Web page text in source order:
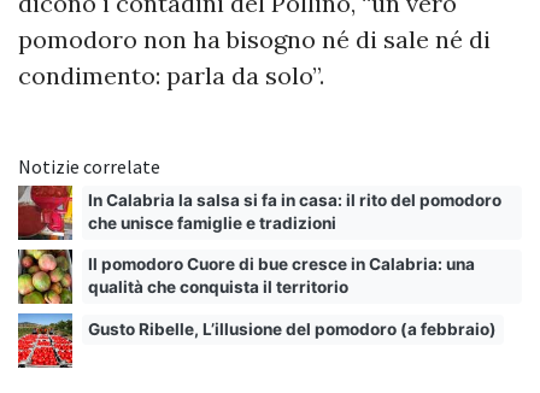
pomodoro non ha bisogno né di sale né di
condimento: parla da solo”.
Notizie correlate
In Calabria la salsa si fa in casa: il rito del pomodoro
che unisce famiglie e tradizioni
Il pomodoro Cuore di bue cresce in Calabria: una
qualità che conquista il territorio
Gusto Ribelle, L’illusione del pomodoro (a febbraio)